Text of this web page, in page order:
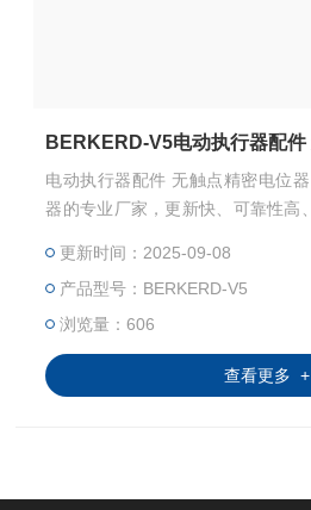
BERKERD-V5电动执行器配
电动执行器配件 无触点精密电位
器的专业厂家，更新快、可靠性高
思。模块组件互换性高，具有多样
电动执行器广泛应用于各行各业，
天然气、水处理、燃气热力、造船
工等行业。欢迎国内外各界朋友来
经济合作关系。
更新时间：2025-09-08
产品型号：BERKERD-V5
浏览量：606
查看更多 +